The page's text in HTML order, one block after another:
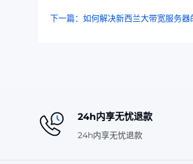
下一篇：如何解决新西兰大带宽服务器
24h内享无忧退款
24h内享无忧退款